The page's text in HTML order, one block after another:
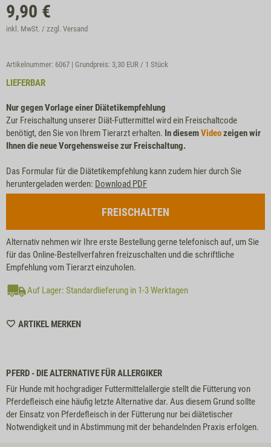
9,90 €
inkl. MwSt. / zzgl. Versand
Artikelnummer: 6067 | Grundpreis: 3,30 EUR / 1 Stück
LIEFERBAR
Nur gegen Vorlage einer Diätetikempfehlung
Zur Freischaltung unserer Diät-Futtermittel wird ein Freischaltcode
benötigt, den Sie von Ihrem Tierarzt erhalten. In diesemVideozeigen wir
Ihnen die neue Vorgehensweise zur Freischaltung.
Das Formular für die Diätetikempfehlung kann zudem hier durch Sie
heruntergeladen werden: Download PDF
FREISCHALTEN
Alternativ nehmen wir Ihre erste Bestellung gerne telefonisch auf, um Sie
für das Online-Bestellverfahren freizuschalten und die schriftliche
Empfehlung vom Tierarzt einzuholen.
Auf Lager: Standardlieferung in 1-3 Werktagen
ARTIKEL MERKENWISHLIST
PFERD - DIE ALTERNATIVE FÜR ALLERGIKER
Für Hunde mit hochgradiger Futtermittelallergie stellt die Fütterung von
Pferdefleisch eine häufig letzte Alternative dar. Aus diesem Grund sollte
der Einsatz von Pferdefleisch in der Fütterung nur bei diätetischer
Notwendigkeit und in Abstimmung mit der behandelnden Praxis erfolgen.